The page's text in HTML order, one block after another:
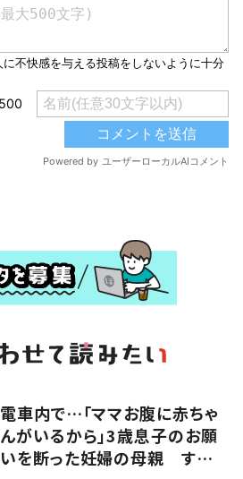
電車内で…「ママお腹に赤ちゃ
んがいるから」3歳息子のお願
いを断った妊婦の母親 すると